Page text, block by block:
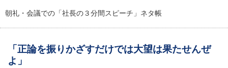
朝礼・会議での「社長の３分間スピーチ」ネタ帳
「正論を振りかざすだけでは大望は果たせんぜ
よ」